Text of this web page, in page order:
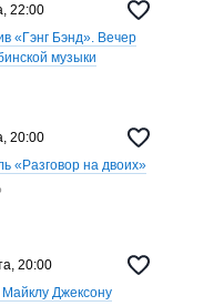
22:00
«Гэнг Бэнд». Вечер
музыки
20:00
«‎Разговор на двоих»
20:00
Джексону